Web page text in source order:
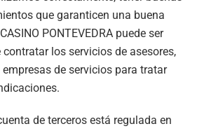
que garanticen una buena
PONTEVEDRA puede ser
contratar los servicios de asesores,
de servicios para tratar
de terceros está regulada en